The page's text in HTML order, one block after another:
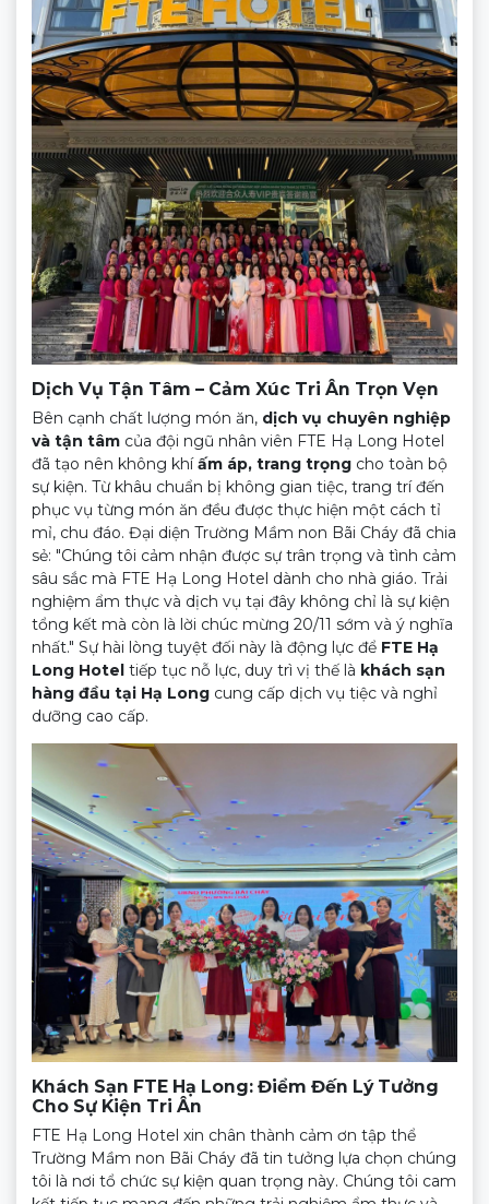
Dịch Vụ Tận Tâm – Cảm Xúc Tri Ân Trọn Vẹn
Bên cạnh chất lượng món ăn, dịch vụ chuyên nghiệp
và tận tâm của đội ngũ nhân viên FTE Hạ Long Hotel
đã tạo nên không khíấm áp, trang trọng cho toàn bộ
sự kiện. Từ khâu chuẩn bị không gian tiệc, trang trí đến
phục vụ từng món ăn đều được thực hiện một cách tỉ
mỉ, chu đáo. Đại diện Trường Mầm non Bãi Cháy đã chia
sẻ: "Chúng tôi cảm nhận được sự trân trọng và tình cảm
sâu sắc mà FTE Hạ Long Hotel dành cho nhà giáo. Trải
nghiệm ẩm thực và dịch vụ tại đây không chỉ là sự kiện
tổng kết mà còn là lời chúc mừng 20/11 sớm và ý nghĩa
nhất." Sự hài lòng tuyệt đối này là động lực để FTE Hạ
Long Hotel tiếp tục nỗ lực, duy trì vị thế là khách sạn
hàng đầu tại Hạ Long cung cấp dịch vụ tiệc và nghỉ
dưỡng cao cấp.
Khách Sạn FTE Hạ Long: Điểm Đến Lý Tưởng
Cho Sự Kiện Tri Ân
FTE Hạ Long Hotel xin chân thành cảm ơn tập thể
Trường Mầm non Bãi Cháy đã tin tưởng lựa chọn chúng
tôi là nơi tổ chức sự kiện quan trọng này. Chúng tôi cam